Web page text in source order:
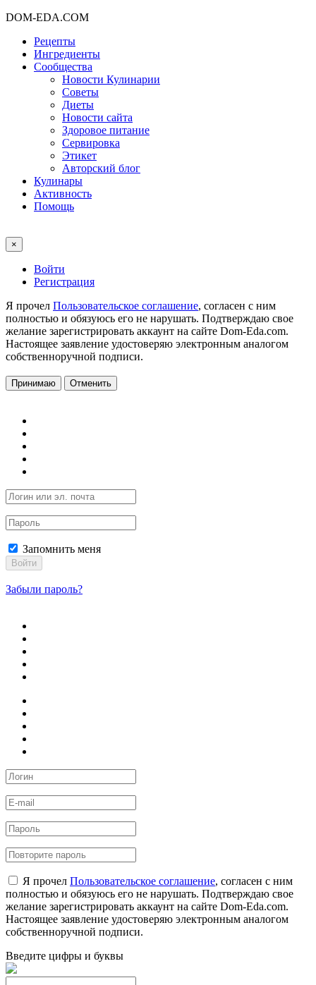
DOM-EDA.COM
Рецепты
Ингредиенты
Сообщества
Новости Кулинарии
Советы
Диеты
Новости сайта
Здоровое питание
Сервировка
Этикет
Авторский блог
Кулинары
Активность
Помощь
×
Войти
Регистрация
Я прочел Пользовательское соглашение, согласен с ним
полностью и обязуюсь его не нарушать. Подтверждаю свое
желание зарегистрировать аккаунт на сайте Dom-Eda.com.
Настоящее заявление удостоверяю электронным аналогом
собственноручной подписи.
Принимаю Отменить
Запомнить меня
Войти
Забыли пароль?
Я прочел Пользовательское соглашение, согласен с ним
полностью и обязуюсь его не нарушать. Подтверждаю свое
желание зарегистрировать аккаунт на сайте Dom-Eda.com.
Настоящее заявление удостоверяю электронным аналогом
собственноручной подписи.
Введите цифры и буквы